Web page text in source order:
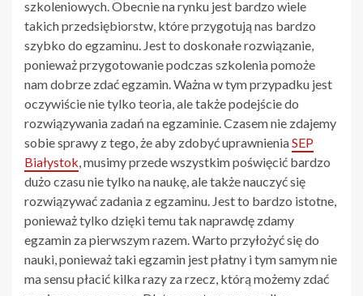
szkoleniowych. Obecnie na rynku jest bardzo wiele
takich przedsiębiorstw, które przygotują nas bardzo
szybko do egzaminu. Jest to doskonałe rozwiązanie,
ponieważ przygotowanie podczas szkolenia pomoże
nam dobrze zdać egzamin. Ważna w tym przypadku jest
oczywiście nie tylko teoria, ale także podejście do
rozwiązywania zadań na egzaminie. Czasem nie zdajemy
sobie sprawy z tego, że aby zdobyć uprawnieniaSEP
Białystok , musimy przede wszystkim poświęcić bardzo
dużo czasu nie tylko na naukę, ale także nauczyć się
rozwiązywać zadania z egzaminu. Jest to bardzo istotne,
ponieważ tylko dzięki temu tak naprawdę zdamy
egzamin za pierwszym razem. Warto przyłożyć się do
nauki, ponieważ taki egzamin jest płatny i tym samym nie
ma sensu płacić kilka razy za rzecz, którą możemy zdać